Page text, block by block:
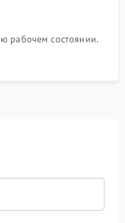
рабочем состоянии.